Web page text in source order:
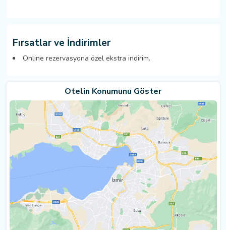
Fırsatlar ve İndirimler
Online rezervasyona özel ekstra indirim.
Otelin Konumunu Göster